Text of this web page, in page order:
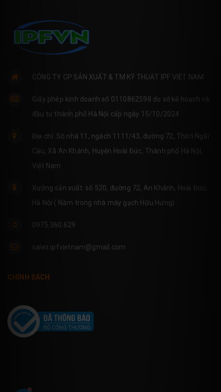
CÔNG TY CP SẢN XUẤT & TM KỸ THUẬT IPF VIỆT NAM
Giấy phép kinh doanh số 0110862598 do sở kế hoạch và
đầu tư thành phố Hà Nội cấp ngày 15/10/2024
Địa chỉ: Số nhà 11, ngách 1111/43, đường 72, Thôn Ngãi
Cầu, Xã An Khánh, Huyện Hoài Đức, Thành phố Hà Nội,
Việt Nam
Xưởng sản xuất: số 520, đường 72, An Khánh, Hoài Đức,
Hà Nội ( Nằm trong nhà máy gạch Hữu Hưng)
0975.360.629
sales.ipfvietnam@gmail.com
CHÍNH SÁCH